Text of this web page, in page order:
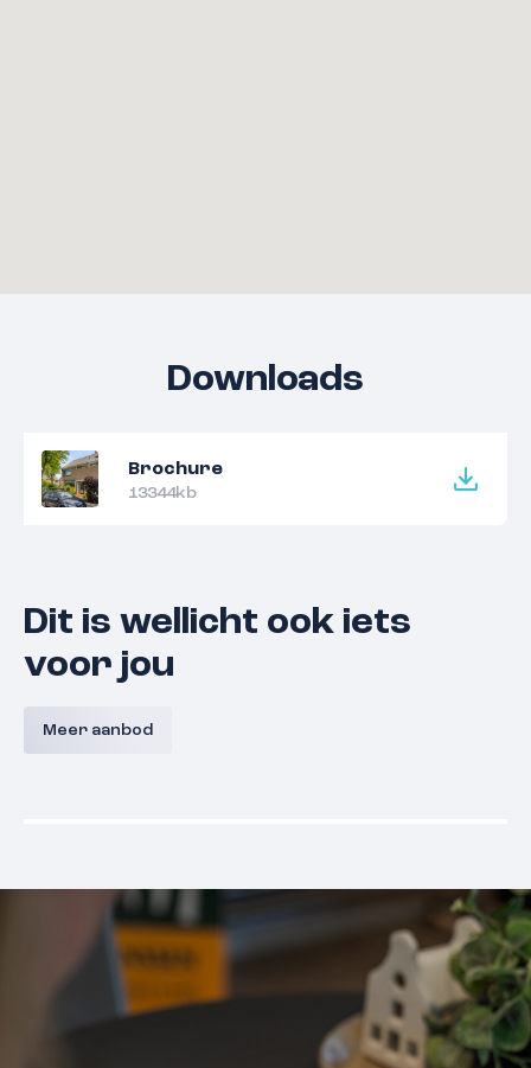
Downloads
Brochure
13344kb
Dit is wellicht ook iets
voor jou
Meer aanbod